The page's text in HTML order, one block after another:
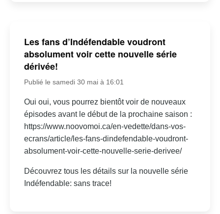
Les fans d’Indéfendable voudront
absolument voir cette nouvelle série
dérivée!
Publié le samedi 30 mai à 16:01
Oui oui, vous pourrez bientôt voir de nouveaux
épisodes avant le début de la prochaine saison :
https://www.noovomoi.ca/en-vedette/dans-vos-
ecrans/article/les-fans-dindefendable-voudront-
absolument-voir-cette-nouvelle-serie-derivee/
Découvrez tous les détails sur la nouvelle série
Indéfendable: sans trace!